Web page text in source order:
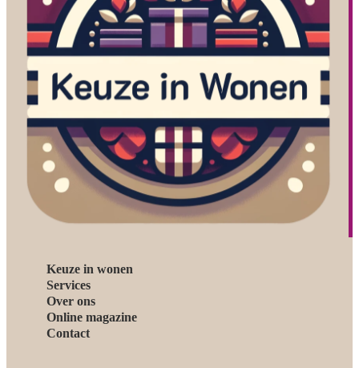
Keuze in wonen
Services
Over ons
Online magazine
Contact